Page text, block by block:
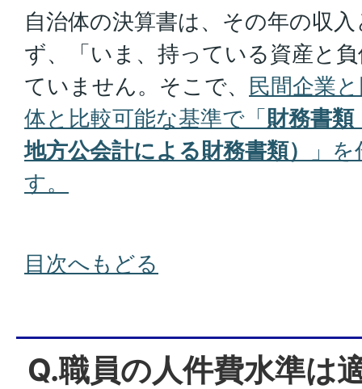
自治体の決算書は、その年の収
ず、「いま、持っている資産と
ていません。そこで、 民間企業
体と比較可能な基準で「財務書
地方公会計による財務書類）
」
す。
目次へもどる
Q.職員の人件費水準は